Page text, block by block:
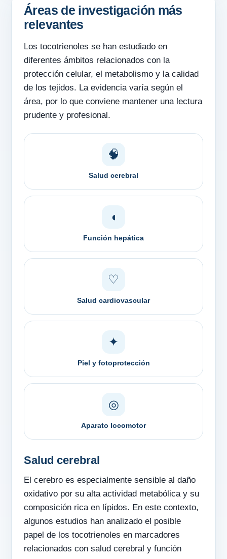
Áreas de investigación más
relevantes
Los tocotrienoles se han estudiado en
diferentes ámbitos relacionados con la
protección celular, el metabolismo y la calidad
de los tejidos. La evidencia varía según el
área, por lo que conviene mantener una lectura
prudente y profesional.
🧠
Salud cerebral
◖
Función hepática
♡
Salud cardiovascular
✦
Piel y fotoprotección
◎
Aparato locomotor
Salud cerebral
El cerebro es especialmente sensible al daño
oxidativo por su alta actividad metabólica y su
composición rica en lípidos. En este contexto,
algunos estudios han analizado el posible
papel de los tocotrienoles en marcadores
relacionados con salud cerebral y función